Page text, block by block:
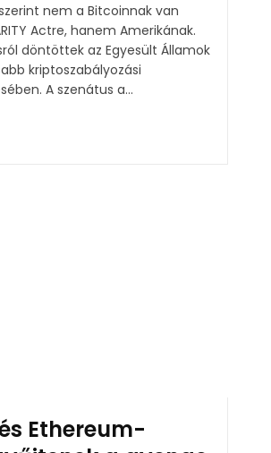
nem a Bitcoinnak van
Actre, hanem Amerikának.
döntöttek az Egyesült Államok
kriptoszabályozási
A szenátus a...
Ethereum-